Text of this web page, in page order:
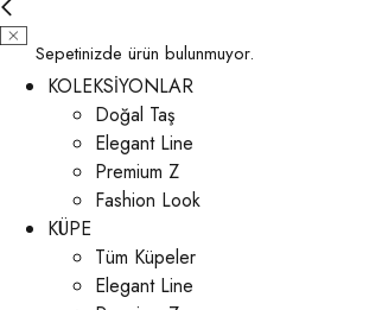
Sepetinizde ürün bulunmuyor.
KOLEKSİYONLAR
Doğal Taş
Elegant Line
Premium Z
Fashion Look
KÜPE
Tüm Küpeler
Elegant Line